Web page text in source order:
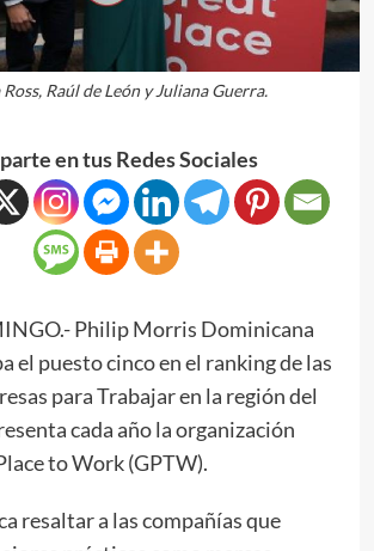
Raúl de León y Juliana Guerra.
en tus Redes Sociales
Philip Morris Dominicana
el puesto cinco en el ranking de las
para Trabajar en la región del
cada año la organización
to Work (GPTW).
resaltar a las compañías que